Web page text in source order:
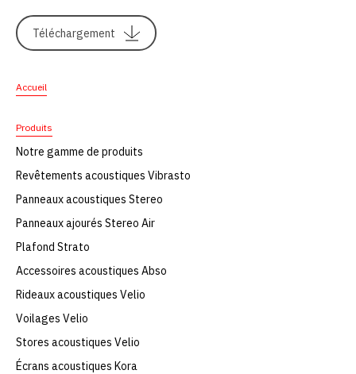
Téléchargement
Accueil
Produits
Notre gamme de produits
Revêtements acoustiques Vibrasto
Panneaux acoustiques Stereo
Panneaux ajourés Stereo Air
Plafond Strato
Accessoires acoustiques Abso
Rideaux acoustiques Velio
Voilages Velio
Stores acoustiques Velio
Écrans acoustiques Kora